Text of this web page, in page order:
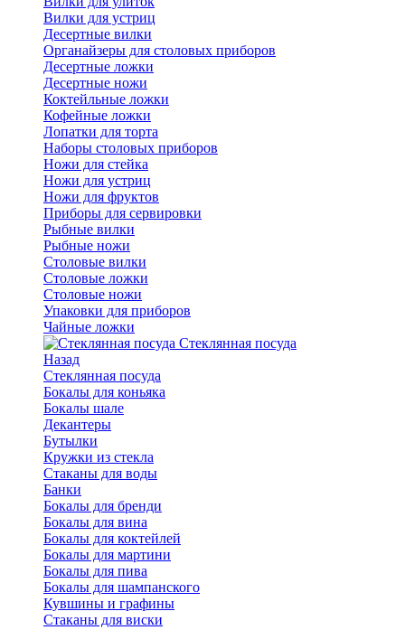
Вилки для устриц
Десертные вилки
Органайзеры для столовых приборов
Десертные ложки
Десертные ножи
Коктейльные ложки
Кофейные ложки
Лопатки для торта
Наборы столовых приборов
Ножи для стейка
Ножи для устриц
Ножи для фруктов
Приборы для сервировки
Рыбные вилки
Рыбные ножи
Столовые вилки
Столовые ложки
Столовые ножи
Упаковки для приборов
Чайные ложки
Стеклянная посуда
Назад
Стеклянная посуда
Бокалы для коньяка
Бокалы шале
Декантеры
Бутылки
Кружки из стекла
Стаканы для воды
Банки
Бокалы для бренди
Бокалы для вина
Бокалы для коктейлей
Бокалы для мартини
Бокалы для пива
Бокалы для шампанского
Кувшины и графины
Стаканы для виски